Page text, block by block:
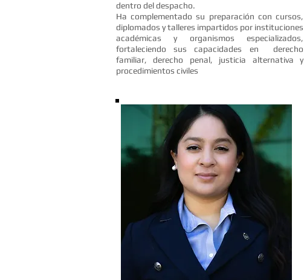
dentro del despacho.
Ha complementado su preparación con cursos,
diplomados y talleres impartidos por instituciones
académicas y organismos especializados,
fortaleciendo sus capacidades en derecho
familiar, derecho penal, justicia alternativa y
procedimientos civiles